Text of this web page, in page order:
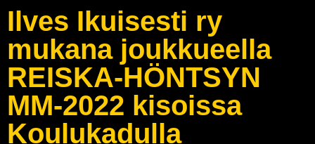
Ilves Ikuisesti ry
mukana joukkueella
REISKA-HÖNTSYN
MM-2022 kisoissa
Koulukadulla